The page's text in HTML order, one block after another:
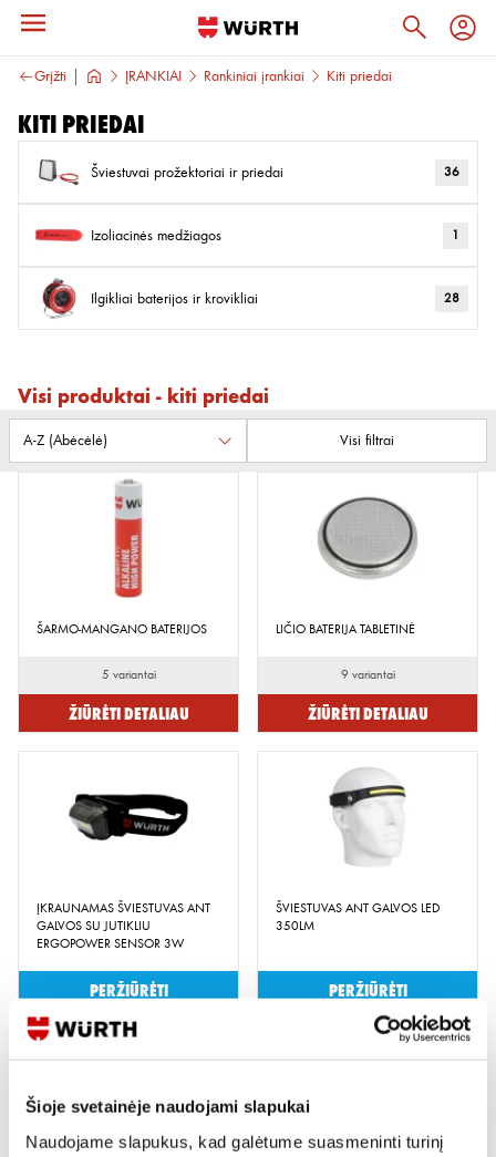
Šioje svetainėje naudojami slapukai
Naudojame slapukus, kad galėtume suasmeninti turinį
Grįžti ĮRANKIAI Rankiniai įrankiai Kiti priedai
Kiti priedai
Šviestuvai prožektoriai ir priedai 36
Izoliacinės medžiagos 1
Ilgikliai baterijos ir krovikliai 28
Visi produktai - kiti priedai
Visi filtrai
ŠARMO-MANGANO BATERIJOS
5 variantai
Žiūrėti detaliau
LIČIO BATERIJA TABLETINĖ
9 variantai
Žiūrėti detaliau
ĮKRAUNAMAS ŠVIESTUVAS ANT
GALVOS SU JUTIKLIU
ERGOPOWER SENSOR 3W
Peržiūrėti
ŠVIESTUVAS ANT GALVOS LED
350LM
Peržiūrėti